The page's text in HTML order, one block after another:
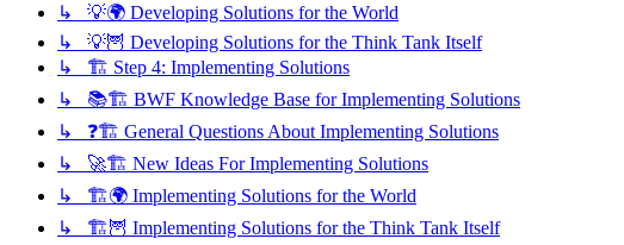
↳ 💡🌍 Developing Solutions for the World
↳ 💡🦉 Developing Solutions for the Think Tank Itself
↳ 🏗️ Step 4: Implementing Solutions
↳ 📚🏗️ BWF Knowledge Base for Implementing Solutions
↳ ❓🏗️ General Questions About Implementing Solutions
↳ 🚀🏗️ New Ideas For Implementing Solutions
↳ 🏗️🌍 Implementing Solutions for the World
↳ 🏗️🦉 Implementing Solutions for the Think Tank Itself